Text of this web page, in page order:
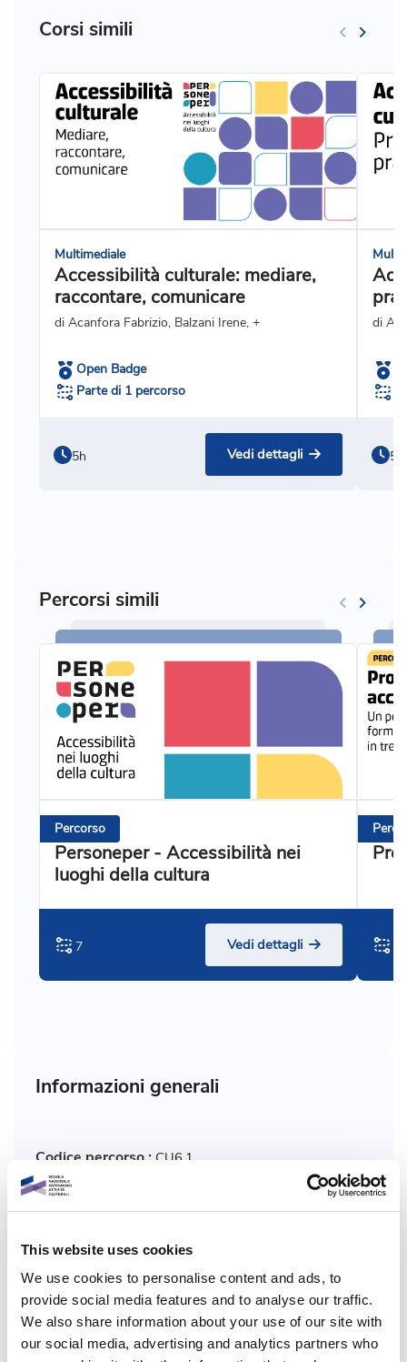
This website uses cookies
We use cookies to personalise content and ads, to
provide social media features and to analyse our traffic.
We also share information about your use of our site with
our social media, advertising and analytics partners who
Corsi simili
Multimediale
Accessibilità culturale: mediare,
raccontare, comunicare
di Acanfora Fabrizio, Balzani Irene, +
Open Badge
Parte di 1 percorso
5h Vedi dettagli
di
5h
Percorsi simili
Percorso
Personeper - Accessibilità nei
luoghi della cultura
7 Vedi dettagli
Informazioni generali
Codice percorso : CU6.1
Chi:Debono Sandro
Programma:Dicolab
Ambiti tematici:Digitalizzazione e tecnologie per il
patrimonio